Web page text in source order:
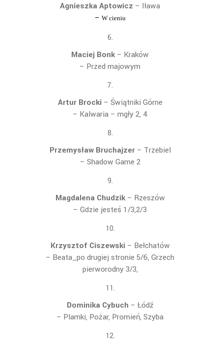
Agnieszka Aptowicz – Iława
– W cieniu
Maciej Bonk– Kraków
– Przed majowym
Artur Brocki– Świątniki Górne
– Kalwaria – mgły 2, 4
Przemysław Bruchajzer– Trzebiel
– Shadow Game 2
Magdalena Chudzik– Rzeszów
– Gdzie jesteś 1/3,2/3
Krzysztof Ciszewski– Bełchatów
– Beata_po drugiej stronie 5/6, Grzech
pierworodny 3/3,
Dominika Cybuch – Łódź
– Plamki, Pożar, Promień, Szyba